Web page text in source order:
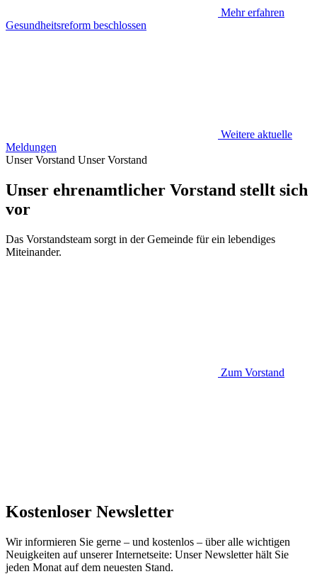
Mehr erfahren
Gesundheitsreform beschlossen
Weitere aktuelle
Meldungen
Unser Vorstand Unser Vorstand
Unser ehrenamtlicher Vorstand stellt sich
vor
Das Vorstandsteam sorgt in der Gemeinde für ein lebendiges
Miteinander.
Zum Vorstand
Kostenloser Newsletter
Wir informieren Sie gerne – und kostenlos – über alle wichtigen
Neuigkeiten auf unserer Internetseite: Unser Newsletter hält Sie
jeden Monat auf dem neuesten Stand.